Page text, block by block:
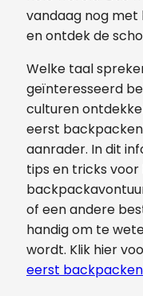
vandaag nog met
en ontdek de
Welke taal
geïnteresseerd
culturen
eerst
aanrader. In dit
tips en tricks
of een andere
handig om te
wordt. Klik hier
eerst backpacken